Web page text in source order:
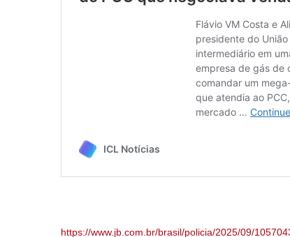
https://www.jb.com.br/brasil/policia/2025/09/